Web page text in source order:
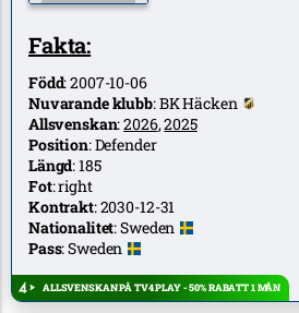
Fakta:
Född:2007-10-06
Nuvarande klubb:BK Häcken
Allsvenskan:2026,2025
Position:Defender
Längd:185
Fot:right
Kontrakt:2030-12-31
Nationalitet:Sweden
Pass:Sweden
ALLSVENSKAN PÅ TV4 PLAY - 50% RABATT 1 MÅN